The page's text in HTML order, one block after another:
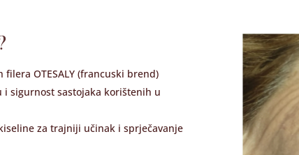
OTESALY (francuski brend)
sigurnost sastojaka korištenih u
za trajniji učinak i sprječavanje